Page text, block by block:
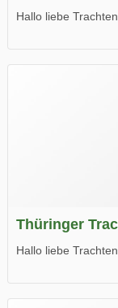
Hallo liebe
Wir wünschen
Thüringer
Hallo liebe
Wir wünschen